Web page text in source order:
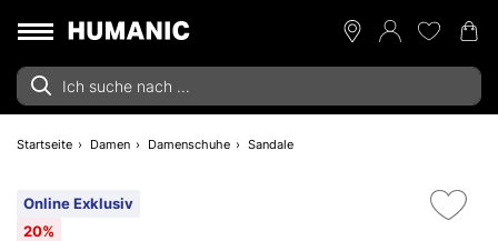
Startseite Damen Damenschuhe Sandale
Online Exklusiv
20%